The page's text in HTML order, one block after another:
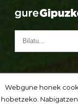
Webgune honek
hobetzeko.